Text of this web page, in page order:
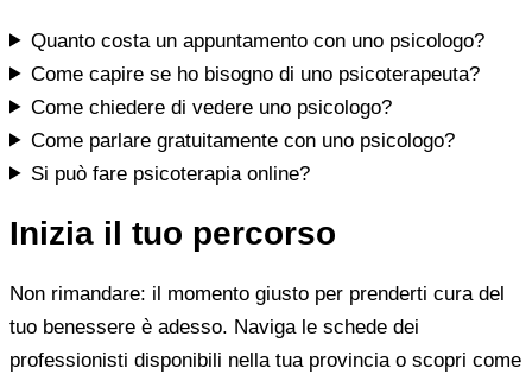
Quanto costa un appuntamento con uno psicologo?
Come capire se ho bisogno di uno psicoterapeuta?
Come chiedere di vedere uno psicologo?
Come parlare gratuitamente con uno psicologo?
Si può fare psicoterapia online?
Inizia il tuo percorso
Non rimandare: il momento giusto per prenderti cura del
tuo benessere è adesso. Naviga le schede dei
professionisti disponibili nella tua provincia o scopri come